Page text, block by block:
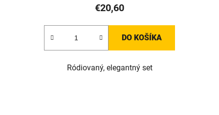
€20,60
DO KOŠÍKA
Ródiovaný, elegantný set